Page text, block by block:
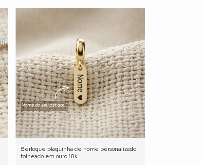
Berloque plaquinha de nome personalizado
folheado em ouro 18k